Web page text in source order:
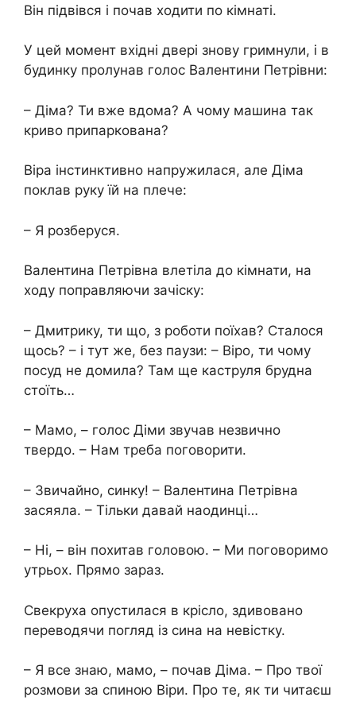
Він підвівся і почав ходити по кімнаті.
У цей момент вхідні двері знову гримнули, і в
будинку пролунав голос Валентини Петрівни:
– Діма? Ти вже вдома? А чому машина так
криво припаркована?
Віра інстинктивно напружилася, але Діма
поклав руку їй на плече:
– Я розберуся.
Валентина Петрівна влетіла до кімнати, на
ходу поправляючи зачіску:
– Дмитрику, ти що, з роботи поїхав? Сталося
щось? – і тут же, без паузи: – Віро, ти чому
посуд не домила? Там ще каструля брудна
стоїть…
– Мамо, – голос Діми звучав незвично
твердо. – Нам треба поговорити.
– Звичайно, синку! – Валентина Петрівна
засяяла. – Тільки давай наодинці…
– Ні, – він похитав головою. – Ми поговоримо
утрьох. Прямо зараз.
Свекруха опустилася в крісло, здивовано
переводячи погляд із сина на невістку.
– Я все знаю, мамо, – почав Діма. – Про твої
розмови за спиною Віри. Про те, як ти читаєш